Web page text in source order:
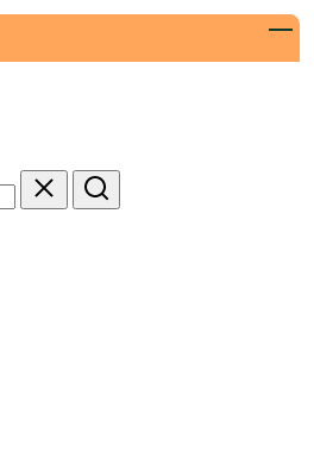
Tilbakestill
Søk